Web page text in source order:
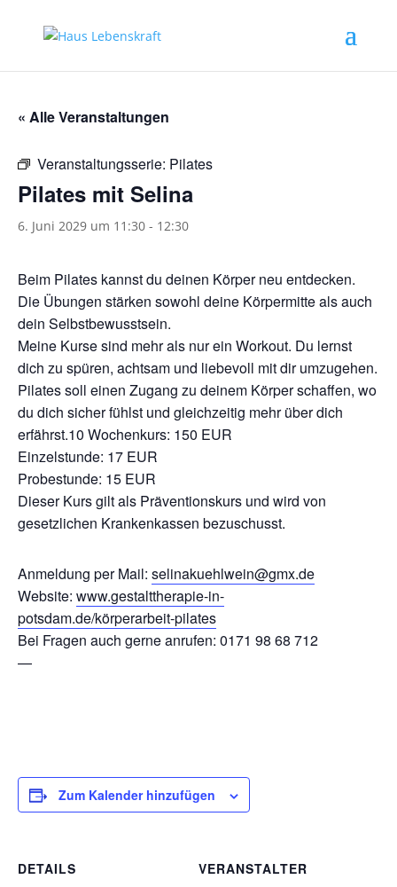
« Alle Veranstaltungen
Veranstaltungsserie: Pilates
Pilates mit Selina
6. Juni 2029 um 11:30 - 12:30
Beim Pilates kannst du deinen Körper neu entdecken.
Die Übungen stärken sowohl deine Körpermitte als auch
dein Selbstbewusstsein.
Meine Kurse sind mehr als nur ein Workout. Du lernst
dich zu spüren, achtsam und liebevoll mit dir umzugehen.
Pilates soll einen Zugang zu deinem Körper schaffen, wo
du dich sicher fühlst und gleichzeitig mehr über dich
erfährst.10 Wochenkurs: 150 EUR
Einzelstunde: 17 EUR
Probestunde: 15 EUR
Dieser Kurs gilt als Präventionskurs und wird von
gesetzlichen Krankenkassen bezuschusst.
Anmeldung per Mail: selinakuehlwein@gmx.de
Website: www.gestalttherapie-in-
potsdam.de/körperarbeit-pilates
Bei Fragen auch gerne anrufen: 0171 98 68 712
—
Zum Kalender hinzufügen
DETAILS
VERANSTALTER